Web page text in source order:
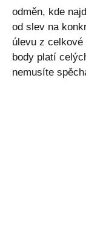
odměn, kde
od slev na
úlevu z
body platí
nemusíte